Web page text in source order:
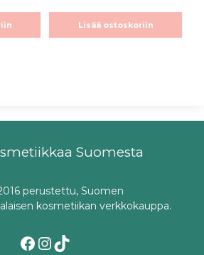
Lisää ostoskoriin
Suomesta
perustettu, Suomen
kosmetiikan verkkokauppa.
Facebook
Instagram
TikTok